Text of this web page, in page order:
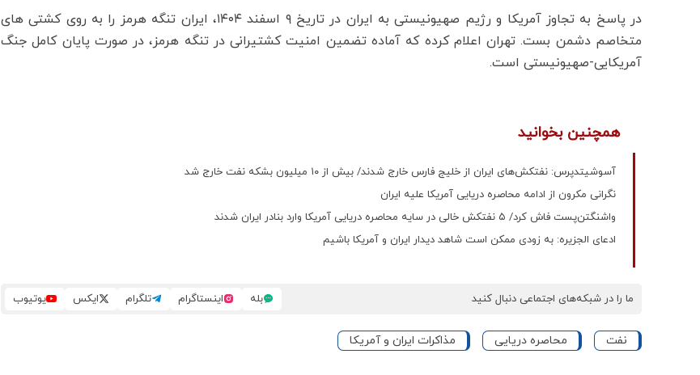
در پاسخ به تجاوز آمریکا و رژیم صهیونیستی به ایران در تاریخ ۹ اسفند ۱۴۰۴، ایران تنگه هرمز را به روی کشتی های
متخاصم دشمن بست. تهران اعلام کرده که آماده تضمین امنیت کشتیرانی در تنگه هرمز، در صورت پایان کامل جنگ
آمریکایی-صهیونیستی است.
همچنین بخوانید
آسوشیتدپرس: نفتکش‌های ایران از خلیج فارس خارج شدند/ بیش از ۱۰ میلیون بشکه نفت خارج شد
نگرانی مکرون از ادامه محاصره دریایی آمریکا علیه ایران
واشنگتن‌پست فاش کرد/ ۵ نفتکش خالی در سایه محاصره دریایی آمریکا وارد بنادر ایران شدند
ادعای الجزیره: به زودی ممکن است شاهد دیدار ایران و آمریکا باشیم
ما را در شبکه‌های اجتماعی دنبال کنید بله اینستاگرام تلگرام ایکس یوتیوب
نفت محاصره دریایی مذاکرات ایران و آمریکا